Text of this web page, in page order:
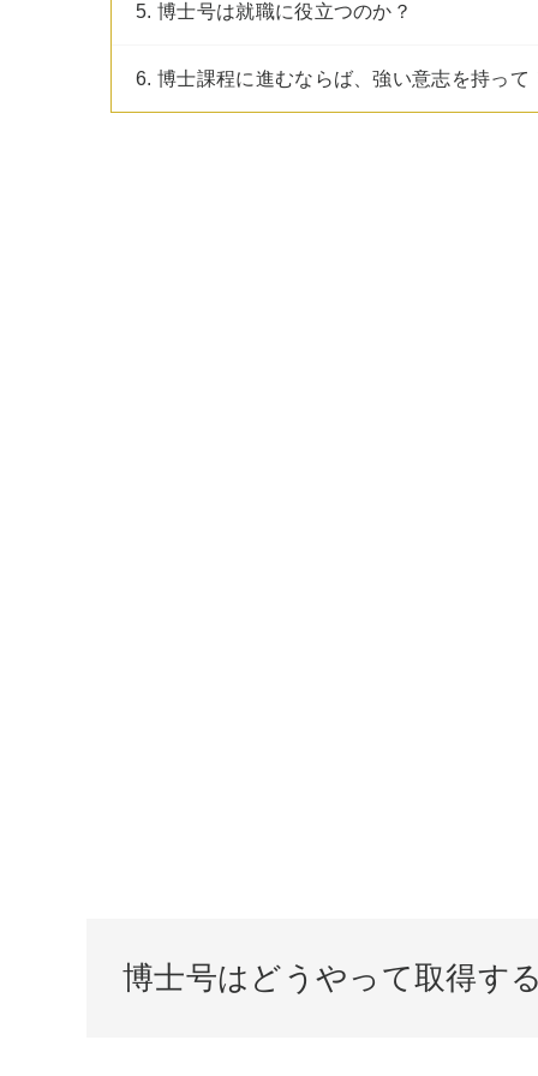
5. 博士号は就職に役立つのか？
6. 博士課程に進むならば、強い意志を持って
博士号はどうやって取得す